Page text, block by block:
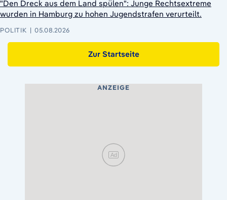
"Den Dreck aus dem Land spülen": Junge Rechtsextreme
wurden in Hamburg zu hohen Jugendstrafen verurteilt.
POLITIK 05.08.2026
Zur Startseite
ANZEIGE
Ad